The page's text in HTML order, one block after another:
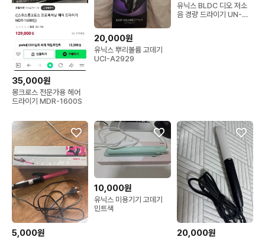
35,000원
몽크로스 전문가용 헤어
드라이기 MDR-1600S
20,000원
유닉스 뿌리볼륨 고데기
UCI-A2929
유닉스 BLDC 디오 저소
음 경량 드라이기 UN-
5,000원
10,000원
유닉스 미용기기 고데기
민트색
20,000원